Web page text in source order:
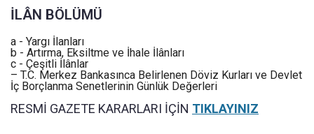
İLÂN BÖLÜMÜ
a - Yargı İlanları
b - Artırma, Eksiltme ve İhale İlânları
c - Çeşitli İlânlar
– T.C. Merkez Bankasınca Belirlenen Döviz Kurları ve Devlet
İç Borçlanma Senetlerinin Günlük Değerleri
RESMİ GAZETE KARARLARI İÇİN TIKLAYINIZ